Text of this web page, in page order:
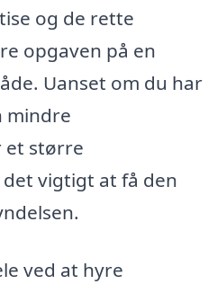
og de rette
opgaven på en
Uanset om du har
mindre
et større
vigtigt at få den
ved at hyre